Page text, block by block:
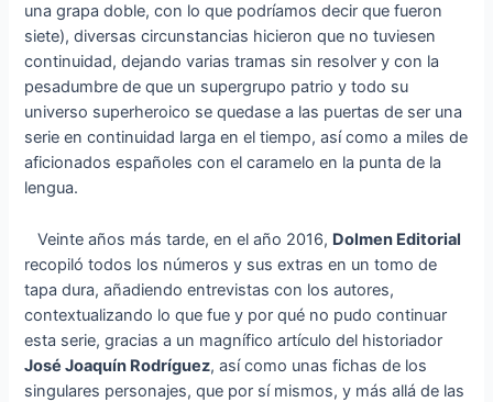
una grapa doble, con lo que podríamos decir que fueron
siete), diversas circunstancias hicieron que no tuviesen
continuidad, dejando varias tramas sin resolver y con la
pesadumbre de que un supergrupo patrio y todo su
universo superheroico se quedase a las puertas de ser una
serie en continuidad larga en el tiempo, así como a miles de
aficionados españoles con el caramelo en la punta de la
lengua.
Veinte años más tarde, en el año 2016, Dolmen Editorial
recopiló todos los números y sus extras en un tomo de
tapa dura, añadiendo entrevistas con los autores,
contextualizando lo que fue y por qué no pudo continuar
esta serie, gracias a un magnífico artículo del historiador
José Joaquín Rodríguez, así como unas fichas de los
singulares personajes, que por sí mismos, y más allá de las